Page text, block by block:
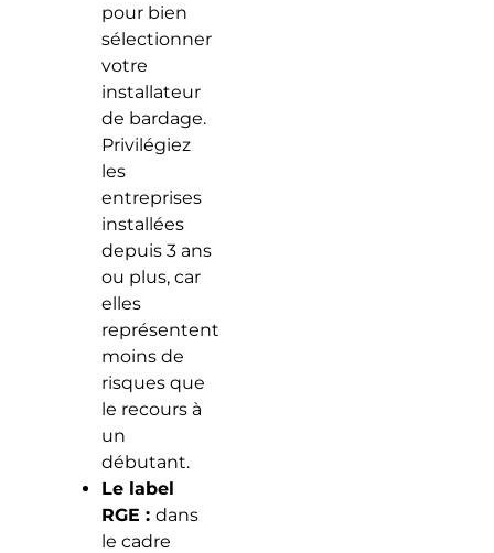
pour bien
sélectionner
votre
installateur
de bardage.
Privilégiez
les
entreprises
installées
depuis 3 ans
ou plus, car
elles
représentent
moins de
risques que
le recours à
un
débutant.
Le label
RGE : dans
le cadre